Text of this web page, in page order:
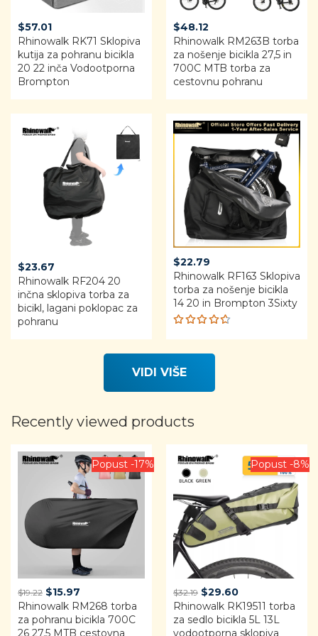
$57.01
Rhinowalk RK71 Sklopiva
kutija za pohranu bicikla
20 22 inča Vodootporna
Brompton
$48.12
Rhinowalk RM263B torba
za nošenje bicikla 27,5 in
700C MTB torba za
cestovnu pohranu
$23.67
Rhinowalk RF204 20
inčna sklopiva torba za
bicikl, lagani poklopac za
pohranu
$22.79
Rhinowalk RF163 Sklopiva
torba za nošenje bicikla
14 20 in Brompton 3Sixty
Rated
4.60
VIDI VIŠE
Recently viewed products
Popust -17%
$19.22 Original
price
was:
$15.97
price
is:
Rhinowalk RM268 torba
za pohranu bicikla 700C
Popust -8%
$32.19 Original
price
was:
$29.60Current
price
is:
Rhinowalk RK19511 torba
za sedlo bicikla 5L 13L